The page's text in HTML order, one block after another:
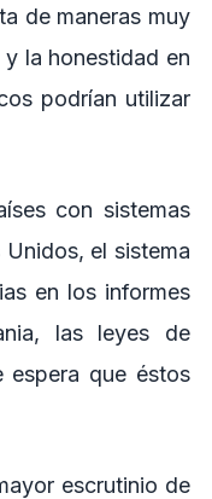
de maneras muy
la honestidad en
podrían utilizar
con sistemas
el sistema
en los informes
las leyes de
espera que éstos
escrutinio de